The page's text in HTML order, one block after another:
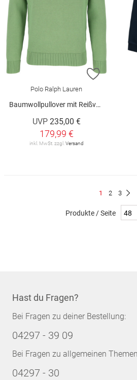
ZUR
Polo Ralph Lauren
Baumwollpullover mit Reißverschluss
UVP 235,00 €
179,99 €
inkl. MwSt. zzgl.Versand
Du
1 Seite
2 Seite
3
Produkte / Seite
Hast du Fragen?
Bei Fragen zu deiner Bestellung:
04297 - 39 09
Bei Fragen zu allgemeinen
04297 - 30